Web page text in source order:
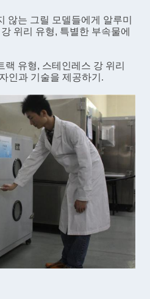
않는 그릴 모델들에게 알루미
위리 유형, 특별한 부속물에
랙 유형, 스테인레스 강 위리
인과 기술을 제공하기.